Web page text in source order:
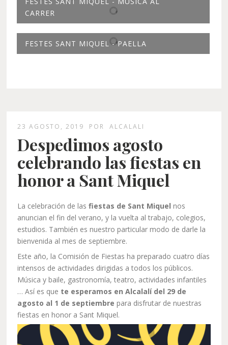
CARRER
FESTES SANT MIQUEL - PAELLA
23 AGOSTO, 2019 POR ALCALALI
Despedimos agosto
celebrando las fiestas en
honor a Sant Miquel
La celebración de lasfiestas de Sant Miquel nos
anuncian el fin del verano, y la vuelta al trabajo, colegios,
estudios. También es nuestro particular modo de darle la
bienvenida al mes de septiembre.
Este año, la Comisión de Fiestas ha preparado cuatro días
intensos de actividades dirigidas a todos los públicos.
Música y baile, gastronomía, teatro, actividades infantiles
… Así es que te esperamos en Alcalalí del 29 de
agosto al 1 de septiembre para disfrutar de nuestras
fiestas en honor a Sant Miquel.